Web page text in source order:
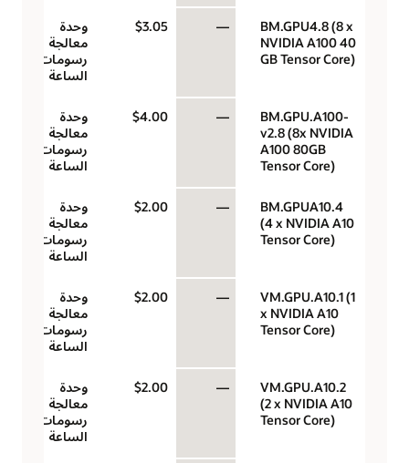
BM.GPU4.8 (8 x
NVIDIA A100 40
GB Tensor Core)
—
$3.05
وحدة
معالجة
رسومات في
الساعة
BM.GPU.A100-
v2.8 (8x NVIDIA
A100 80GB
Tensor Core)
—
$4.00
وحدة
معالجة
رسومات في
الساعة
BM.GPUA10.4
(4 x NVIDIA A10
Tensor Core)
—
$2.00
وحدة
معالجة
رسومات في
الساعة
VM.GPU.A10.1 (1
x NVIDIA A10
Tensor Core)
—
$2.00
وحدة
معالجة
رسومات في
الساعة
VM.GPU.A10.2
(2 x NVIDIA A10
Tensor Core)
—
$2.00
وحدة
معالجة
رسومات في
الساعة